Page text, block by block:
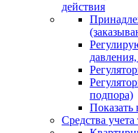
действия
подпора)
Показать
Средства